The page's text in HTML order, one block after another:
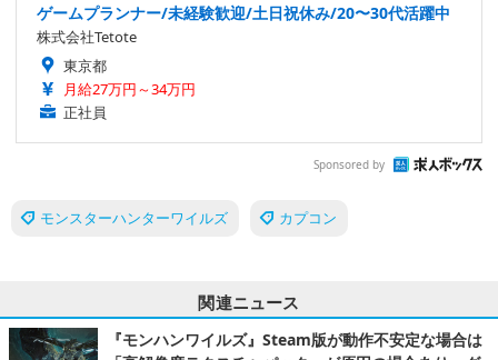
ゲームプランナー/未経験歓迎/土日祝休み/20〜30代活躍中
株式会社Tetote
東京都
月給27万円～34万円
正社員
Sponsored by
モンスターハンターワイルズ カプコン
関連ニュース
『モンハンワイルズ』Steam版が動作不安定な場合は